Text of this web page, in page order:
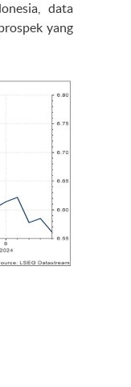
data
yang